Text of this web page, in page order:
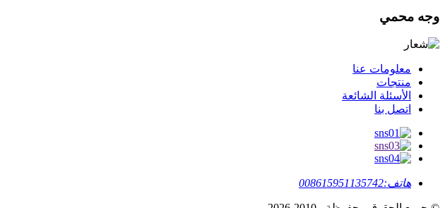
وجه محمي
معلومات عنا
منتجات
الأسئلة الشائعة
اتصل بنا
هاتف:008615951135742